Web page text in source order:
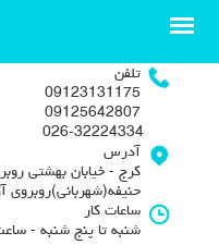
تلفن
09123131175
09125642807
آدرس
حنیفه(شهربانی)روبروی
ساعات کار
شنبه تا پنج شنبه - ساعت 9 الی